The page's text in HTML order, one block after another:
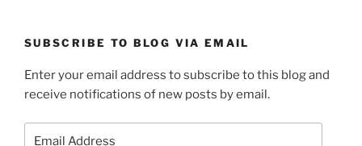
SUBSCRIBE TO BLOG VIA EMAIL
Enter your email address to subscribe to this blog and
receive notifications of new posts by email.